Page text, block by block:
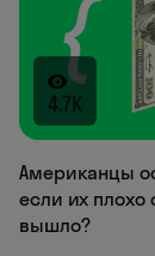
4.7K
Американцы
если их плохо
вышло?